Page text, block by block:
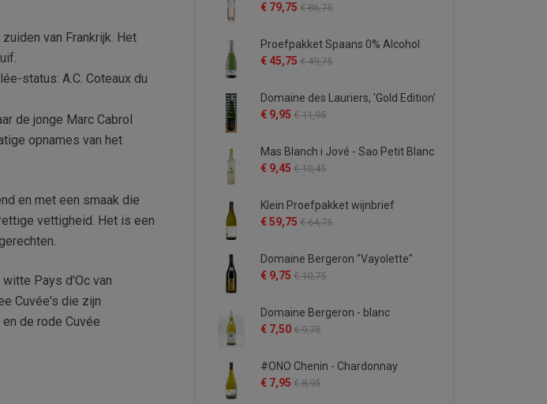
van Frankrijk. Het
status: A.C. Coteaux du
de jonge Marc Cabrol
opnames van het
en met een smaak die
vettigheid. Het is een
Pays d'Oc van
Cuvée's die zijn
de rode Cuvée
€ 79,75 € 86,75
Proefpakket Spaans 0% Alcohol
€ 45,75 € 49,75
Domaine des Lauriers, 'Gold Edition'
€ 9,95 € 11,95
Mas Blanch i Jové - Sao Petit Blanc
€ 9,45 € 10,45
Klein Proefpakket wijnbrief
€ 59,75 € 64,75
Domaine Bergeron "Vayolette"
€ 9,75 € 10,75
Domaine Bergeron - blanc
€ 7,50 € 9,75
#ONO Chenin - Chardonnay
€ 7,95 € 8,95